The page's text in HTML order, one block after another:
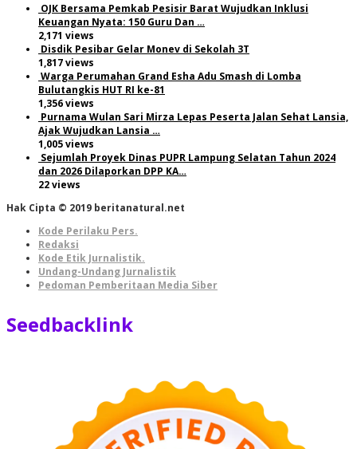
OJK Bersama Pemkab Pesisir Barat Wujudkan Inklusi
Keuangan Nyata: 150 Guru Dan …
2,171 views
Disdik Pesibar Gelar Monev di Sekolah 3T
1,817 views
Warga Perumahan Grand Esha Adu Smash di Lomba
Bulutangkis HUT RI ke-81
1,356 views
Purnama Wulan Sari Mirza Lepas Peserta Jalan Sehat Lansia,
Ajak Wujudkan Lansia …
1,005 views
Sejumlah Proyek Dinas PUPR Lampung Selatan Tahun 2024
dan 2026 Dilaporkan DPP KA…
22 views
Hak Cipta © 2019 beritanatural.net
Kode Perilaku Pers.
Redaksi
Kode Etik Jurnalistik.
Undang-Undang Jurnalistik
Pedoman Pemberitaan Media Siber
Seedbacklink